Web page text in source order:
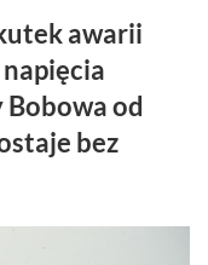
awarii
od
bez